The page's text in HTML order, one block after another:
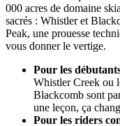
000 acres de domaine
sacrés : Whistler et
Peak, une prouesse
vous donner le vertige.
Pour les
Whistler Creek ou
Blackcomb sont
une leçon, ça
Pour les riders